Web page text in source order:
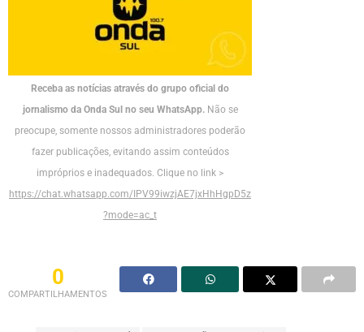
Receba as notícias através do grupo oficial do
jornalismo da Onda Sul no seu WhatsApp.Não se
preocupe, somente nossos administradores poderão
fazer publicações, evitando assim conteúdos
impróprios e inadequados. Clique no link >
https://chat.whatsapp.com/IPV99iwzjAE7jxHhHgpD5z
?mode=ac_t
0
COMPARTILHAMENTOS